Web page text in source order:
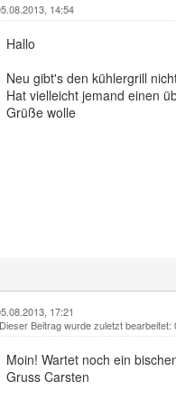
14:54
Hallo
Neu gibt's den kühlergrill
Hat vielleicht jemand einen
Grüße wolle
17:21
Beitrag wurde zuletzt bearbeitet:
Moin! Wartet noch ein
Gruss Carsten